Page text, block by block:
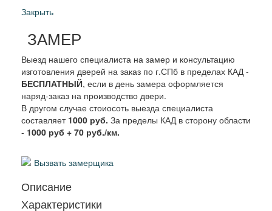
Закрыть
ЗАМЕР
Выезд нашего специалиста на замер и консультацию
изготовления дверей на заказ по г.СПб в пределах КАД -
БЕСПЛАТНЫЙ, если в день замера оформляется
наряд-заказ на производство двери.
В другом случае стоиосоть выезда специалиста
составляет 1000 руб. За пределы КАД в сторону области
- 1000 руб + 70 руб./км.
Вызвать замерщика
Описание
Характеристики